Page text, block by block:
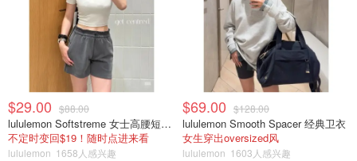
Sekkisei Enriched 化妆水 200ml
SEKKISEI
购买
Sekkisei Excellent Lotion
SEKKISEI
$29.00 $88.00
lululemon Softstreme 女士高腰短裤 10cm
不定时变回$19！随时点进来看
lululemon 1658人感兴趣
$69.00 $128.00
lululemon Smooth Spacer 经典卫衣
女生穿出oversized风
lululemon 1603人感兴趣